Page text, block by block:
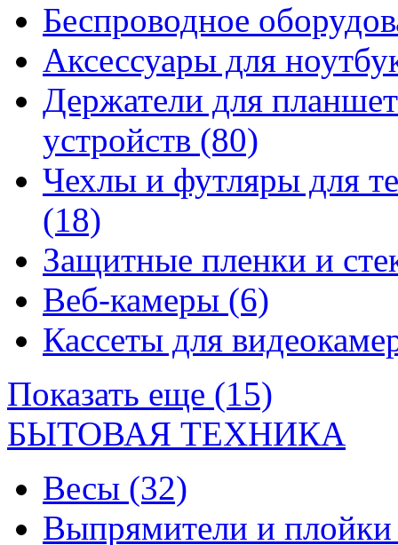
Беспроводное
Аксессуары для
Держатели для
устройств (80)
Чехлы и футляры для
(18)
Защитные пленки и
Веб-камеры (6)
Кассеты для
Показать еще (15)
БЫТОВАЯ ТЕХНИКА
Весы (32)
Выпрямители и